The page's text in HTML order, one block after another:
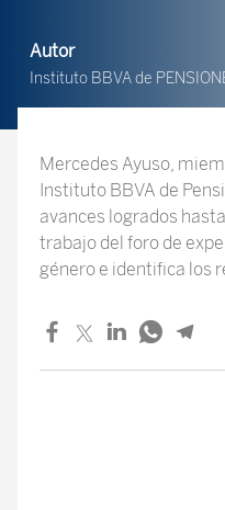
Autor
Instituto BBVA de
Mercedes Ayuso,
Instituto BBVA de
avances logrados
trabajo del foro de
género e identifica los